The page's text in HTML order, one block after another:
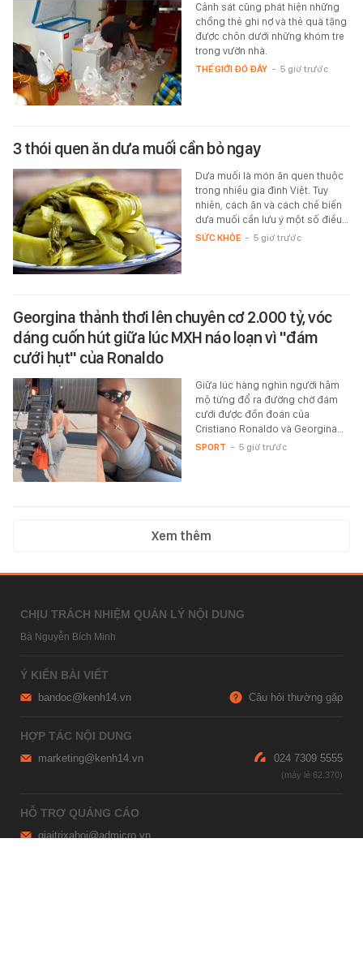
Cảnh sát cũng phát hiện những
chồng thẻ ghi nợ và thẻ quà tặng
được chôn dưới những khóm tre
trong vườn nhà.
THẾ GIỚI ĐÓ ĐÂY - 5 giờ trước
3 thói quen ăn dưa muối cần bỏ ngay
Dưa muối là món ăn quen thuộc
trong nhiều gia đình Việt. Tuy
nhiên, cách ăn và cách chế biến
dưa muối cần lưu ý một số điều…
SỨC KHỎE - 5 giờ trước
Georgina thảnh thơi lên chuyên cơ 2.000 tỷ, vóc
dáng cuốn hút giữa lúc MXH náo loạn vì "đám
cưới hụt" của Ronaldo
Giữa lúc hàng nghìn người hâm
mộ từng đổ ra đường chờ đám
cưới được đồn đoán của
Cristiano Ronaldo và Georgina…
SPORT - 5 giờ trước
Xem thêm
CHỊU TRÁCH NHIỆM QUẢN LÝ NỘI DUNG
Bà Nguyễn Bích Minh
Ý KIẾN BÀI VIẾT
bandoc@kenh14.vn Câu hỏi thường gặp
HỢP TÁC NỘI DUNG
marketing@kenh14.vn 024 7309 5555
HỖ TRỢ QUẢNG CÁO
giaitrixahoi@admicro.vn